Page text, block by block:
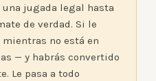
jugada legal hasta
de verdad. Si le
no está en
— y habrás convertido
Le pasa a todo